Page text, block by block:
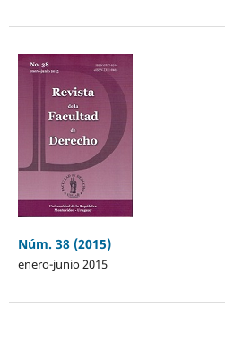
Núm. 38 (2015)
enero-junio 2015